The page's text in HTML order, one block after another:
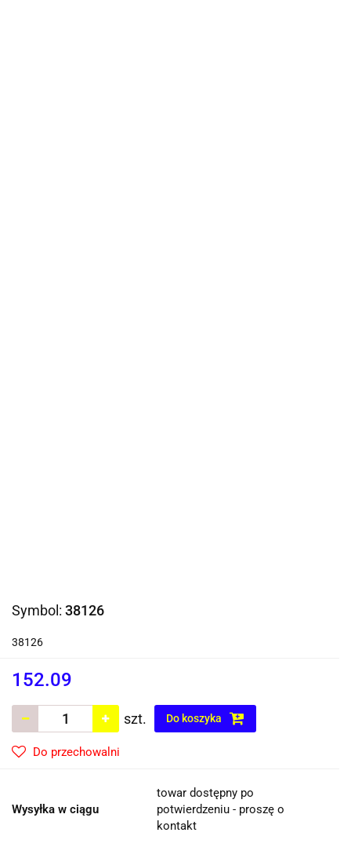
Symbol: 38126
38126
152.09
szt. Do koszyka
Do przechowalni
Wysyłka w ciągu
towar dostępny po
potwierdzeniu - proszę o
kontakt